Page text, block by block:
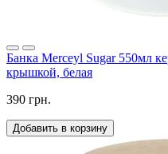
Банка Merceyl Sugar 550мл
крышкой, белая
390 грн.
Добавить в корзину